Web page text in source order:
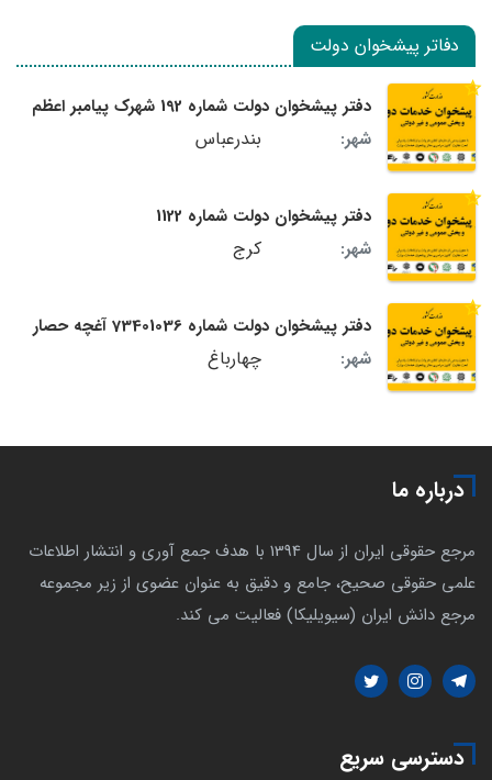
دفاتر پیشخوان دولت
دفتر پیشخوان دولت شماره 192 شهرک پیامبر اعظم
شهر:
بندرعباس
دفتر پیشخوان دولت شماره 1122
شهر:
کرج
دفتر پیشخوان دولت شماره 73401036 آغچه حصار
شهر:
چهارباغ
درباره ما
مرجع حقوقی ایران از سال 1394 با هدف جمع آوری و انتشار اطلاعات
علمی حقوقی صحیح، جامع و دقیق به عنوان عضوی از زیر مجموعه
مرجع دانش ایران (سیویلیکا) فعالیت می کند.
دسترسی سریع